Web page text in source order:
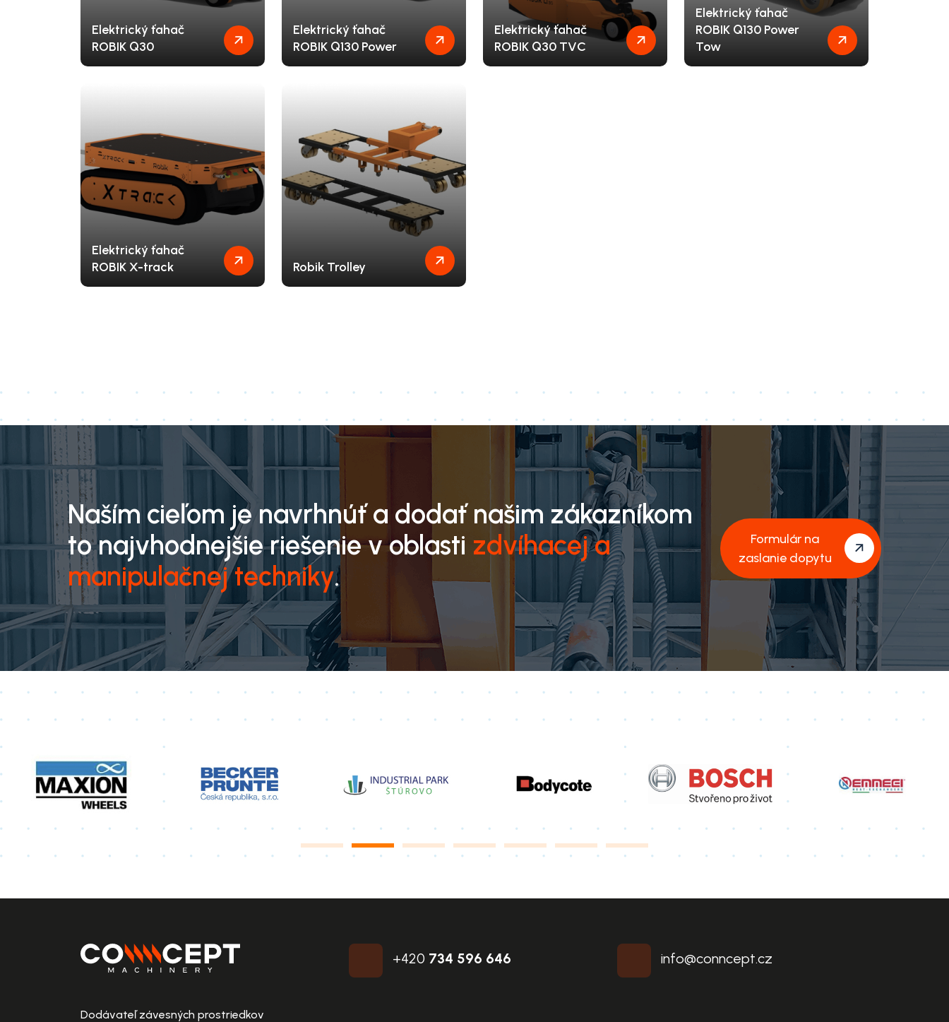
Elektrický ťahač
ROBIK Q30
Elektrický ťahač
ROBIK Q130 Power
Elektrický ťahač
ROBIK Q30 TVC
Elektrický ťahač
ROBIK Q130 Power
Tow
Elektrický ťahač
ROBIK X-track
Robik Trolley
Naším cieľom je navrhnúť a dodať našim zákazníkom
to najvhodnejšie riešenie v oblasti zdvíhacej a
manipulačnej techniky.
Formulár na
zaslanie dopytu
Dodávateľ závesných prostriedkov
+420 734 596 646 info@conncept.cz